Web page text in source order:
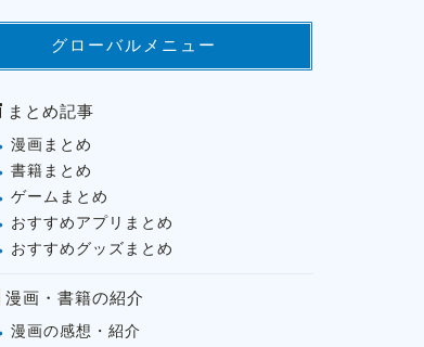
グローバルメニュー
まとめ記事
漫画まとめ
書籍まとめ
ゲームまとめ
おすすめアプリまとめ
おすすめグッズまとめ
漫画・書籍の紹介
漫画の感想・紹介